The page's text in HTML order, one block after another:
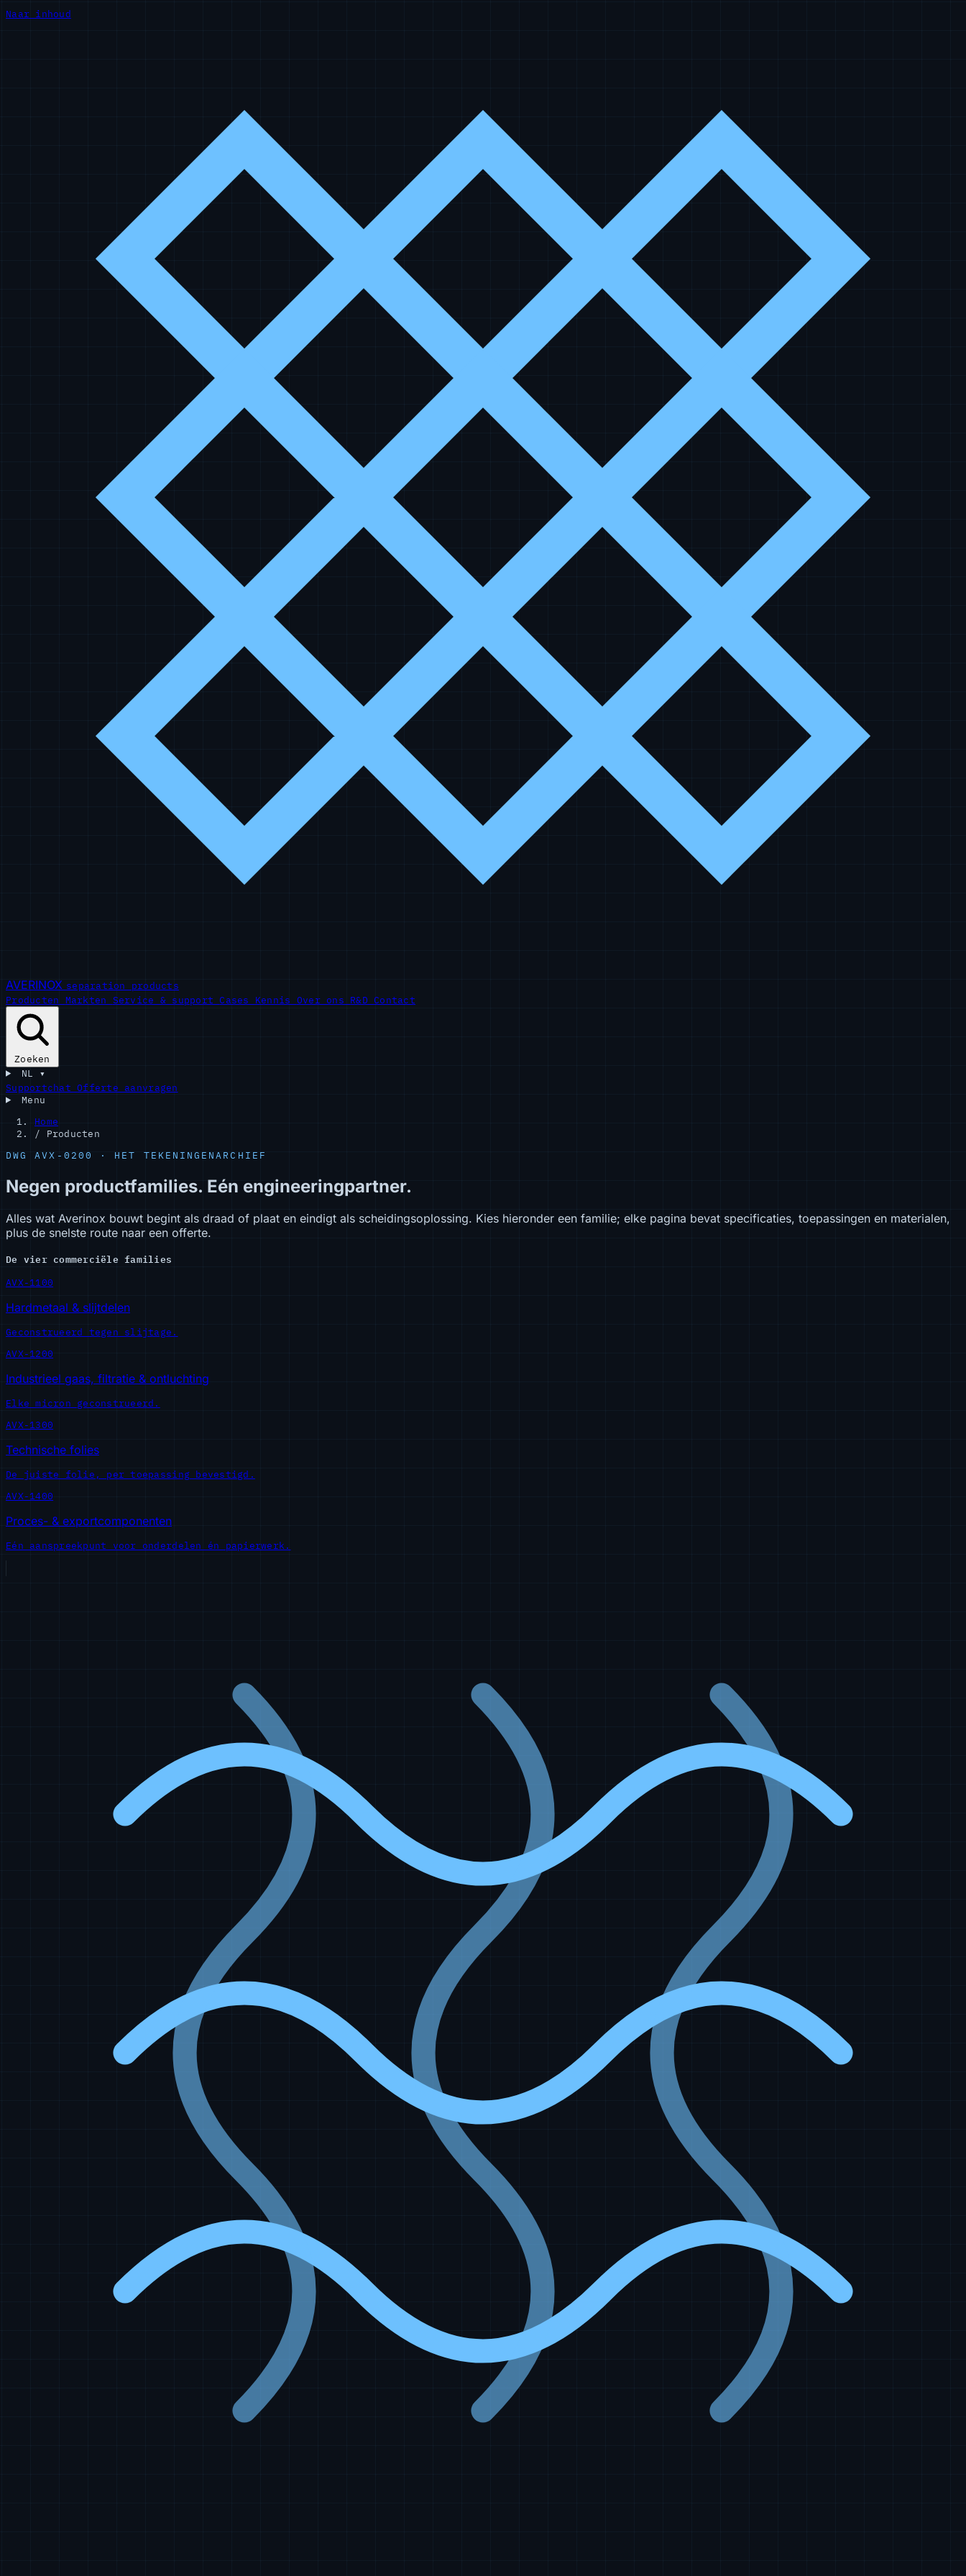
Naar inhoud
AVERINOX separation products
Producten Markten Service & support Cases Kennis Over ons R&D Contact
Zoeken
NL ▾
SupportchatOfferte aanvragen
Menu
Home
/
Producten
DWG AVX-0200 · HET TEKENINGENARCHIEF
Negen productfamilies. Eén engineeringpartner.
Alles wat Averinox bouwt begint als draad of plaat en eindigt als scheidingsoplossing. Kies hieronder een familie; elke pagina bevat specificaties, toepassingen en materialen,
plus de snelste route naar een offerte.
De vier commerciële families
AVX-1100
Hardmetaal & slijtdelen
Geconstrueerd tegen slijtage.
AVX-1200
Industrieel gaas, filtratie & ontluchting
Elke micron geconstrueerd.
AVX-1300
Technische folies
De juiste folie, per toepassing bevestigd.
AVX-1400
Proces- & exportcomponenten
Eén aanspreekpunt voor onderdelen én papierwerk.